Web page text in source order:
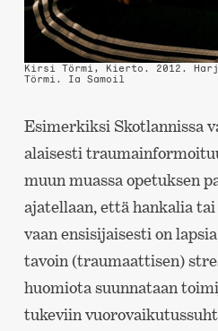
Kirsi Törmi, Kierto. 2012.
Törmi. Ia Samoil
Esimerkiksi Skotlannissa
alaisesti
muun muassa opetuksen
ajatellaan, että hankalia tai
vaan ensisijaisesti on
tavoin (traumaattisen)
huomiota suunnataan
tukeviin